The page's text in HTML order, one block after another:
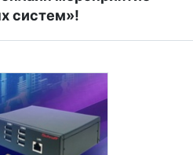
систем»!